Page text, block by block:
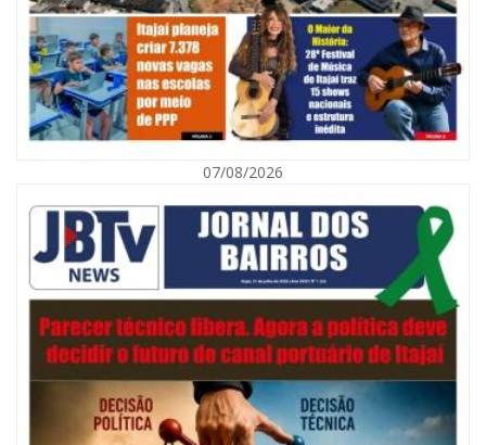
Defesa Civil orienta população sobre descarte correto de lixo para
prevenir alagamentos
NAVEGANTES
07/08/2026